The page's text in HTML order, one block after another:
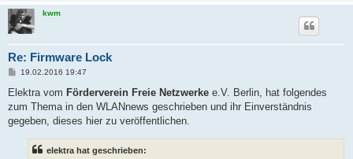
kwm
Re: Firmware Lock
B
i
r
a
g
19.02.2016 19:47
Elektra vom Förderverein Freie Netzwerke e.V. Berlin, hat folgendes
zum Thema in den WLANnews geschrieben und ihr Einverständnis
gegeben, dieses hier zu veröffentlichen.
elektra hat geschrieben: